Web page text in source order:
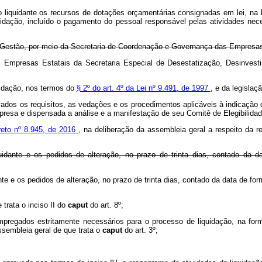
os recursos de dotações orçamentárias consignadas em lei,
incluído o pagamento do pessoal responsável pelas atividades
por meio da Secretaria de Coordenação e Governança das
Estatais da Secretaria Especial de Desestatização,
nos termos do § 2º do art. 4º da Lei nº 9.491, de 1997 , e da
os requisitos, as vedações e os procedimentos aplicáveis à
e dispensada a análise e a manifestação de seu Comitê de
nº 8.945, de 2016 , na deliberação da assembleia geral a respeito da
e os pedidos de alteração, no prazo de trinta dias, contado da
e os pedidos de alteração, no prazo de trinta dias, contado da data de
trata o inciso II do caput do art. 8º;
estritamente necessários para o processo de liquidação, na
geral de que trata o caput do art. 3º;